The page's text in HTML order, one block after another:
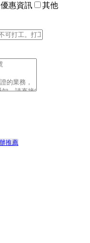
優惠資訊 其他